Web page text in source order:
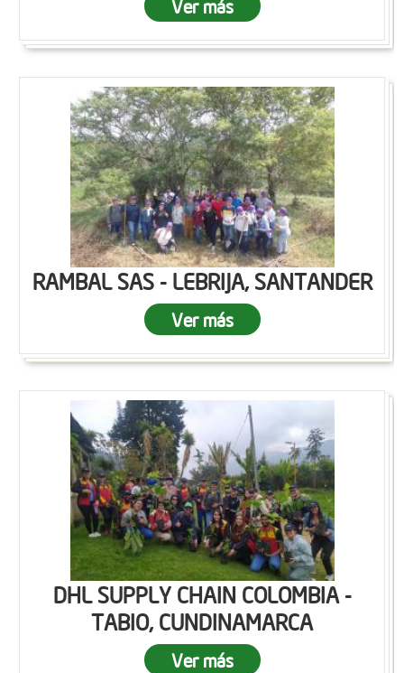
Ver más
RAMBAL SAS - LEBRIJA, SANTANDER
Ver más
DHL SUPPLY CHAIN COLOMBIA -
TABIO, CUNDINAMARCA
Ver más